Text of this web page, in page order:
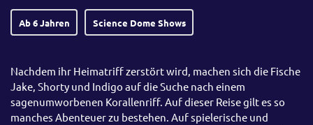
Ab 6 Jahren Science Dome Shows
Nachdem ihr Heimatriff zerstört wird, machen sich die Fische
Jake, Shorty und Indigo auf die Suche nach einem
sagenumworbenen Korallenriff. Auf dieser Reise gilt es so
manches Abenteuer zu bestehen. Auf spielerische und